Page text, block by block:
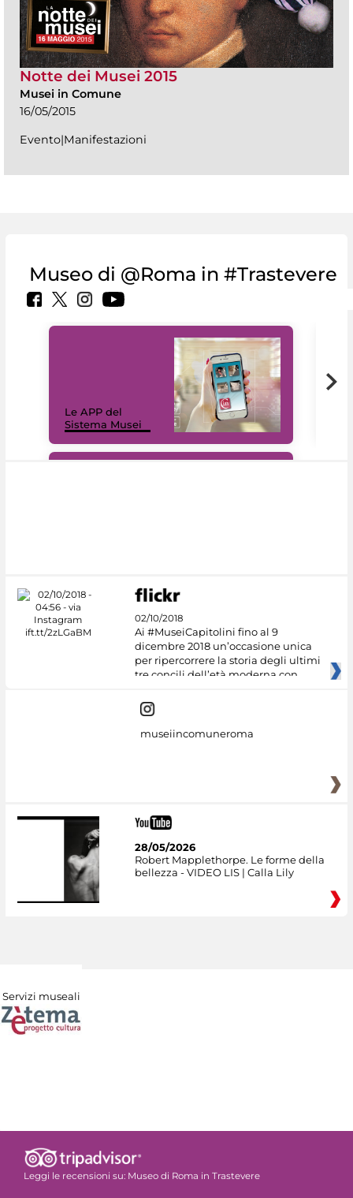
Notte dei Musei 2015
Musei in Comune
16/05/2015
Evento|Manifestazioni
Museo di @Roma in #Trastevere
Le APP del
Sistema Musei
02/10/2018
Ai #MuseiCapitolini fino al 9
dicembre 2018 un’occasione unica
per ripercorrere la storia degli ultimi
tre concili dell’età moderna con
museiincomuneroma
28/05/2026
Robert Mapplethorpe. Le forme della
bellezza - VIDEO LIS | Calla Lily
Servizi museali
Leggi le recensioni su: Museo di Roma in Trastevere